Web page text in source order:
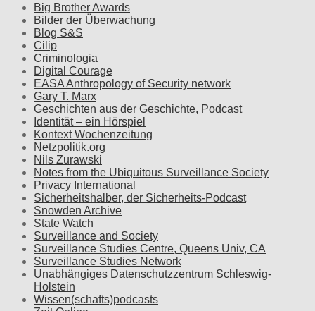
Big Brother Awards
Bilder der Überwachung
Blog S&S
Cilip
Criminologia
Digital Courage
EASA Anthropology of Security network
Gary T. Marx
Geschichten aus der Geschichte, Podcast
Identität – ein Hörspiel
Kontext Wochenzeitung
Netzpolitik.org
Nils Zurawski
Notes from the Ubiquitous Surveillance Society
Privacy International
Sicherheitshalber, der Sicherheits-Podcast
Snowden Archive
State Watch
Surveillance and Society
Surveillance Studies Centre, Queens Univ, CA
Surveillance Studies Network
Unabhängiges Datenschutzzentrum Schleswig-
Holstein
Wissen(schafts)podcasts